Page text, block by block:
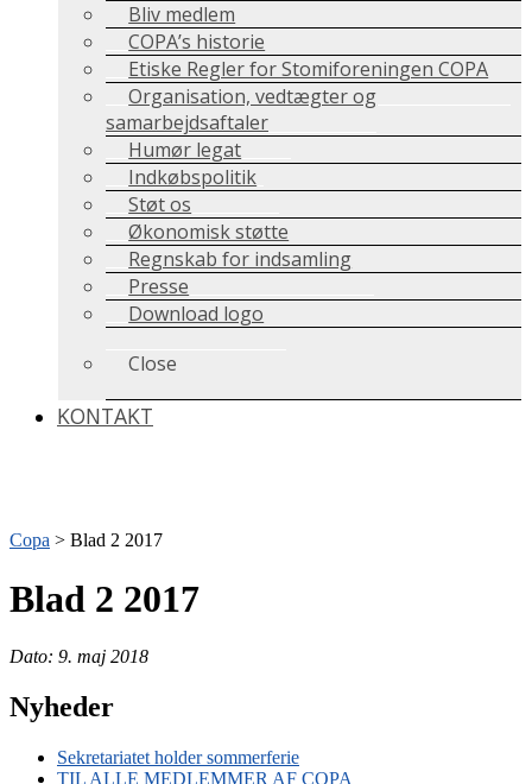
Bliv medlem
COPA’s historie
Etiske Regler for Stomiforeningen COPA
Organisation, vedtægter og
samarbejdsaftaler
Humør legat
Indkøbspolitik
Støt os
Økonomisk støtte
Regnskab for indsamling
Presse
Download logo
Close
KONTAKT
Copa > Blad 2 2017
Blad 2 2017
Dato: 9. maj 2018
Nyheder
Sekretariatet holder sommerferie
TIL ALLE MEDLEMMER AF COPA